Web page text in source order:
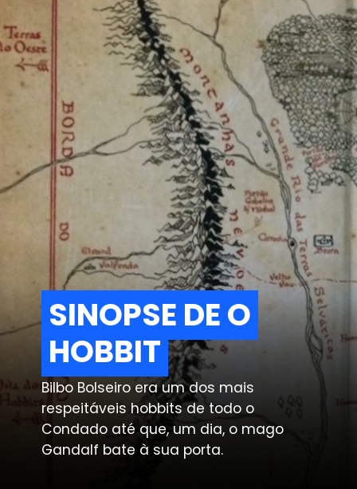
SINOPSE DE O
HOBBIT
SINOPSE DE O
HOBBIT
Bilbo Bolseiro era um dos mais
respeitáveis hobbits de todo o
Condado até que, um dia, o mago
Gandalf bate à sua porta.